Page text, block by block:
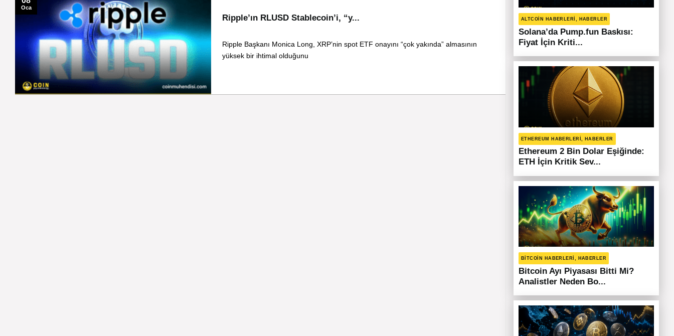
Ripple’ın RLUSD Stablecoin’i, “y...
Ripple Başkanı Monica Long, XRP’nin spot ETF onayını “çok yakında” almasının
yüksek bir ihtimal olduğunu
Oca
ALTCOIN HABERLERI, HABERLER
Solana’da Pump.fun Baskısı:
Fiyat İçin Kriti...
ETHEREUM HABERLERI, HABERLER
Ethereum 2 Bin Dolar Eşiğinde:
ETH İçin Kritik Sev...
BITCOIN HABERLERI, HABERLER
Bitcoin Ayı Piyasası Bitti Mi?
Analistler Neden Bo...